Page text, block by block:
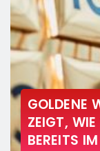
GOLDENE
ZEIGT,
BEREITS